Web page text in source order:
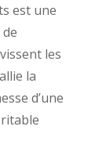
est une
les
la
d’une